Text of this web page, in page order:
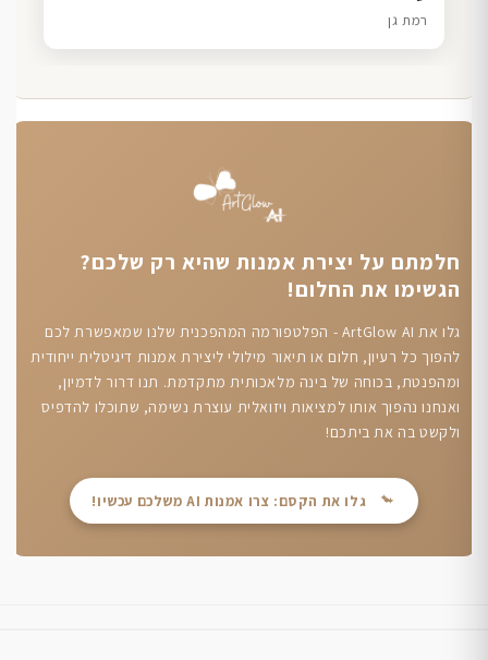
תל אביב
רמת גן
חיפה
הוד השרון
חלמתם על יצירת אמנות שהיא רק שלכם?
הגשימו את החלום!
גלו את ArtGlow AI - הפלטפורמה המהפכנית שלנו שמאפשרת לכם
להפוך כל רעיון, חלום או תיאור מילולי ליצירת אמנות דיגיטלית ייחודית
ומהפנטת, בכוחה של בינה מלאכותית מתקדמת. תנו דרור לדמיון,
ואנחנו נהפוך אותו למציאות ויזואלית עוצרת נשימה, שתוכלו להדפיס
ולקשט בה את ביתכם!
גלו את הקסם: צרו אמנות AI משלכם עכשיו!